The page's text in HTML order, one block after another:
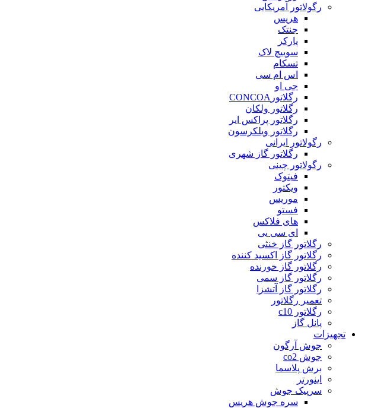
رگولاتور آمریکایی
هریس
جنتک
پارکر
سوییچ لاک
تسکام
اس ام سی
جی او
رگلاتورCONCOA
رگلاتور ولکان
رگلاتور پراکس ایر
رگلاتور ویلکرسون
رگولاتور ایرانی
رگلاتور گاز شهری
رگولاتور چینی
فیتوک
ویکتور
موریس
فستو
های فلاکس
ای سی یی
رگلاتور گاز خنثی
رگلاتور گاز اکسید کننده
رگلاتور گاز خورنده
رگلاتور گاز سمی
رگلاتور گاز آتشزا
تعمیر رگلاتور
رگلاتور c10
پانل گاز
تجهیزات
جوش آرگون
جوش co2
برش پلاسما
اینورتر
سرپیک جوش
سره جوش هریس